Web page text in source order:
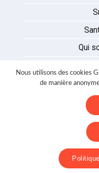
Qui
Nous utilisons des cookies
de manière